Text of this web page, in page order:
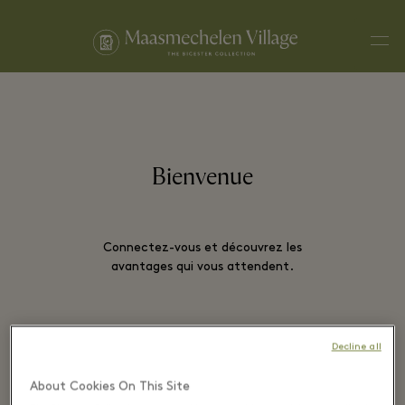
Bienvenue
Connectez-vous et découvrez les
avantages qui vous attendent.
About Cookies On This Site
Decline all